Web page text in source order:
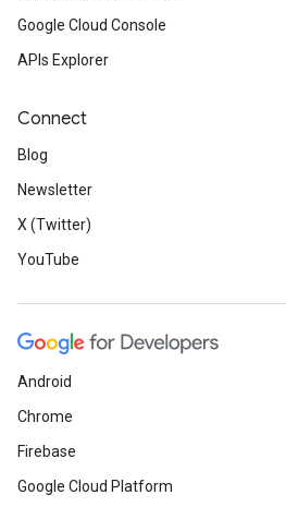
Google Cloud Console
APIs Explorer
Connect
Blog
Newsletter
X (Twitter)
YouTube
Android
Chrome
Firebase
Google Cloud Platform